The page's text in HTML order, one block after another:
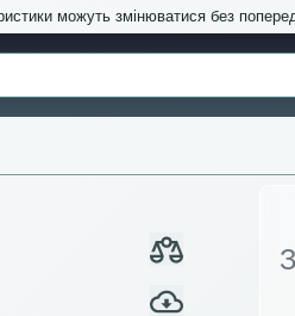
можуть змінюватися без